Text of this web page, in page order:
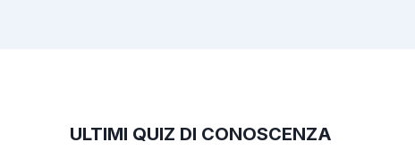
ULTIMI QUIZ DI CONOSCENZA